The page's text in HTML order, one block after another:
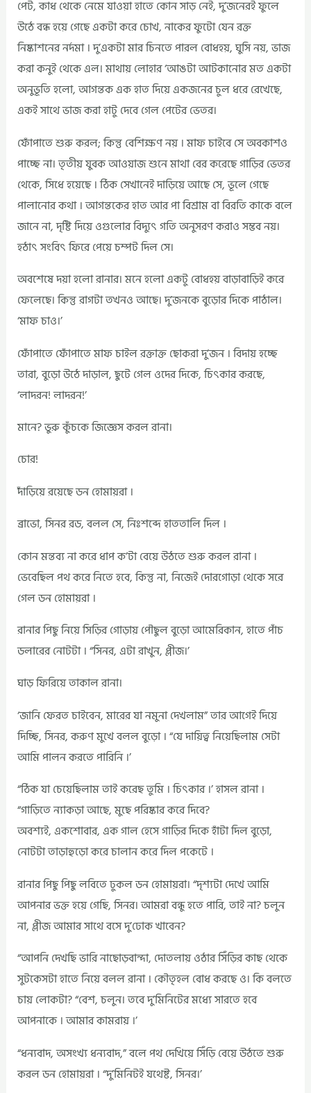
পেট, কাধ থেকে নেমে যাওয়া হাতে কোন সাড় নেই, দু’জনেরই ফুলে
উঠে বন্ধ হয়ে গেছে একটা করে চোখ, নাকের ফুটো যেন রক্ত
নিষ্কাশনের নর্দমা । দু’একটা মার চিনতে পারল বোধহয়, ঘুসি নয়, ভাজ
করা কনুই থেকে এল। মাথায় লোহার ‘আঙটা আটকানোর মত একটা
অনুভূতি হলো, আগন্তক এক হাত দিয়ে একজনের চুল ধরে রেখেছে,
একই সাথে ভাজ করা হাটু দেবে গেল পেটের ভেতর।
ফোঁপাতে শুরু করল; কিন্তু বেশিক্ষণ নয় । মাফ চাইবে সে অবকাশও
পাচ্ছে না। তৃতীয় যুবক আওয়াজ শুনে মাথা বের করেছে গাড়ির ভেতর
থেকে, সিধে হয়েছে । ঠিক সেখানেই দাড়িয়ে আছে সে, ভূলে গেছে
পালানোর কথা । আগন্তকের হাত আর পা বিশ্রাম বা বিরতি কাকে বলে
জানে না, দৃষ্টি দিয়ে ওগুলোর বিদ্যুৎ গতি অনুসরণ করাও সম্ভব নয়।
হঠাৎ সংবিৎ ফিরে পেয়ে চম্পট দিল সে।
অবশেষে দয়া হলো রানার। মনে হলো একটু বোধহয় বাড়াবাড়িই করে
ফেলেছে। কিন্তু রাগটা তখনও আছে। দু’জনকে বুড়োর দিকে পাঠাল।
‘মাফ চাও।’
ফোঁপাতে ফোঁপাতে মাফ চাইল রক্তাক্ত ছোকরা দু’জন । বিদায় হচ্ছে
তারা, বুড়ো উঠে দাড়াল, ছুটে গেল ওদের দিকে, চিৎকার করছে,
‘লাদরন! লাদরন!’
মানে? ভুরু কুঁচকে জিজ্ঞেস করল রানা।
চোর!
দাঁড়িয়ে রয়েছে ডন হোমায়রা ।
ব্রাভো, সিনর রড, বলল সে, নিঃশব্দে হাততালি দিল ।
কোন মন্তব্য না করে ধাপ ক’টা বেয়ে উঠতে শুরু করল রানা ।
ভেবেছিল পথ করে নিতে হবে, কিন্তু না, নিজেই দোরগোড়া থেকে সরে
গেল ডন হোমায়রা ।
রানার পিছু নিয়ে সিড়ির গোড়ায় পৌছুল বুড়ো আমেরিকান, হাতে পাঁচ
ডলারের নোটটা । “সিনর, এটা রাখুন, প্লীজ।’
ঘাড় ফিরিয়ে তাকাল রানা।
‘জানি ফেরত চাইবেন, মারের যা নমুনা দেখলাম” তার আগেই দিয়ে
দিচ্ছি, সিনর, করুণ মুখে বলল বুড়ো । “যে দায়িত্ব নিয়েছিলাম সেটা
আমি পালন করতে পারিনি ।’
“ঠিক যা চেয়েছিলাম তাই করেছ তুমি । চিৎকার ।’ হাসল রানা ।
“গাড়িতে ন্যাকড়া আছে, মুছে পরিষ্কার করে দিবে?
অবশ্যই, একশোবার, এক গাল হেসে গাড়ির দিকে হাঁটা দিল বুড়ো,
নোটটা তাড়াহুড়ো করে চালান করে দিল পকেটে ।
রানার পিছু পিছু লবিতে ঢুকল ডন হোমায়রা। “দৃশ্যটা দেখে আমি
আপনার ভক্ত হয়ে গেছি, সিনর। আমরা বন্ধু হতে পারি, তাই না? চলুন
না, প্লীজ আমার সাথে বসে দু’ঢোক খাবেন?
“আপনি দেখছি ভারি নাছোড়বান্দা, দোতলায় ওঠার সিঁড়ির কাছ থেকে
সুটকেসটা হাতে নিয়ে বলল রানা । কৌতৃহল বোধ করছে ও। কি বলতে
চায় লোকটা? “বেশ, চলুন। তবে দু’মিনিটের মধ্যে সারতে হবে
আপনাকে । আমার কামরায় ।’
“ধন্যবাদ, অসংখ্য ধন্যবাদ,” বলে পথ দেখিয়ে সিঁড়ি বেয়ে উঠতে শুরু
করল ডন হোমায়রা । “দু’মিনিটই যথেষ্ট, সিনর।’